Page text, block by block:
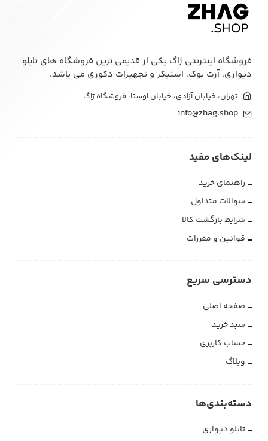
فروشگاه اینترنتی ژاگ یکی از قدیمی ترین فروشگاه های تابلو
دیواری، آرت بوک، استیکر و تجهیزات دکوری می باشد.
تهران، خیابان آزادی، خیابان اوستا، فروشگاه ژاگ
info@zhag.shop
لینک‌های مفید
راهنمای خرید
سوالات متداول
شرایط بازگشت کالا
قوانین و مقررات
دسترسی سریع
صفحه اصلی
سبد خرید
حساب کاربری
وبلاگ
دسته‌بندی‌ها
تابلو دیواری